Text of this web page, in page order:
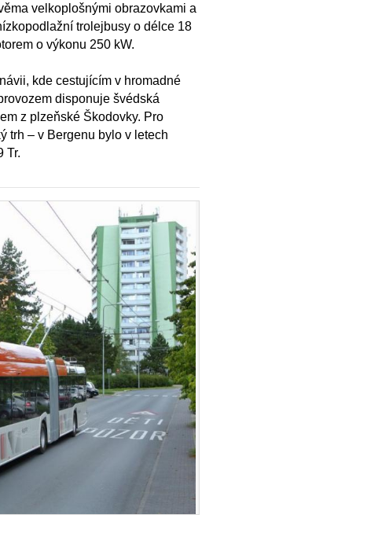
velkoplošnými obrazovkami a
trolejbusy o délce 18
o výkonu 250 kW.
kde cestujícím v hromadné
disponuje švédská
z plzeňské Škodovky. Pro
trh – v Bergenu bylo v letech
Tr.